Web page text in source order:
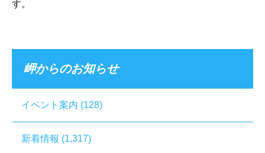
す。
岬からのお知らせ
イベント案内 (128)
新着情報 (1,317)